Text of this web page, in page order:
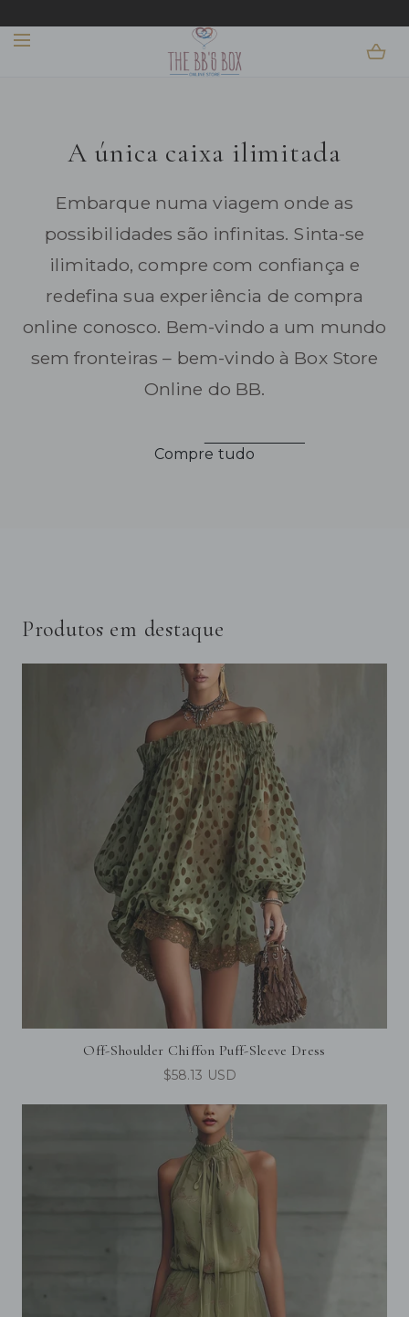
CONTEÚDO
A única caixa ilimitada
Embarque numa viagem onde as
possibilidades são infinitas. Sinta-se
ilimitado, compre com confiança e
redefina sua experiência de compra
online conosco. Bem-vindo a um mundo
sem fronteiras – bem-vindo à Box Store
Online do BB.
Compre tudo
Produtos em destaque
Off-Shoulder Chiffon Puff-Sleeve Dress
$58.13 USD